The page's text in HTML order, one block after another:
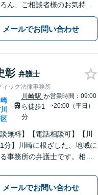
ん、ご相談者様のお気持ち
ポートします。不安を和ら
スポンスの速さ」と「二人三
勢で解決まで伴走いたします
メールでお問い合わせ
彰 弁護士
ィック法律事務所
川崎駅 か
ら徒歩1
分
営業時間：09:00
~20:00（平日）
談無料】【電話相談可】【川
分】川崎に根ざした、地域に
事務所の弁護士です。相
致します。クチコミ・リピー
多数。お気軽にご相談くださ
メールでお問い合わせ